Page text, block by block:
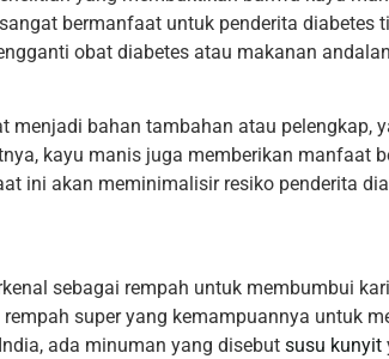
bermanfaat untuk penderita diabetes
obat diabetes atau makanan
menjadi bahan tambahan atau pelengkap,
kayu manis juga memberikan manfaat
ini akan meminimalisir resiko penderita
sebagai rempah untuk membumbui
super yang kemampuannya untuk
ada minuman yang disebut susu kunyit